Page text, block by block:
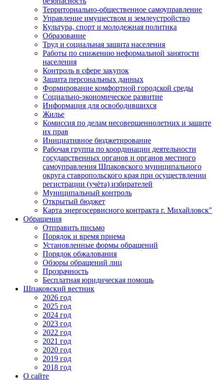
Территориально-общественное самоуправление
Управление имуществом и землеустройство
Культура, спорт и молодежная политика
Образование
Труд и социальная защита населения
Работы по снижению неформальной занятости
населения
Контроль в сфере закупок
Защита персональных данных
Формирование комфортной городской среды
Социально-экономическое развитие
Информация для освободившихся
Жилье
Комиссия по делам несовершеннолетних и защите
их прав
Инициативное бюджетирование
Рабочая группа по координации деятельности
государственных органов и органов местного
самоуправления Шпаковского муниципального
округа ставропольского края при осуществлении
регистрации (учёта) избирателей
Муниципальный контроль
Открытый бюджет
Карта энергосервисного контракта г. Михайловск"
Обращения
Отправить письмо
Порядок и время приема
Установленные формы обращений
Порядок обжалования
Обзоры обращений лиц
Прозрачность
Бесплатная юридическая помощь
Шпаковский вестник
2026 год
2025 год
2024 год
2023 год
2022 год
2021 год
2020 год
2019 год
2018 год
О сайте